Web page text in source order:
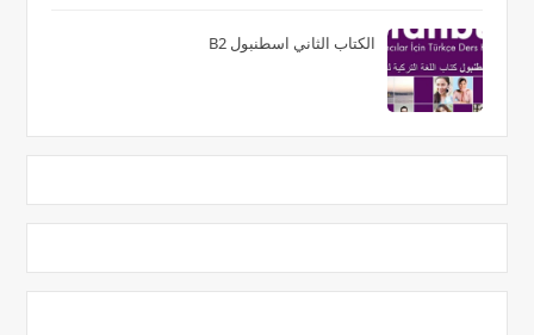
الكتاب الثاني اسطنبول B2